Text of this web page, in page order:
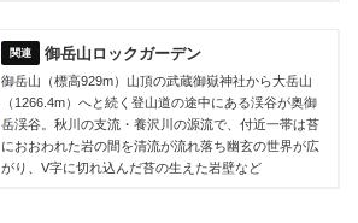
御岳山ロックガーデン
御岳山（標高929m）山頂の武蔵御嶽神社から大岳山
（1266.4m）へと続く登山道の途中にある渓谷が奥御
岳渓谷。秋川の支流・養沢川の源流で、付近一帯は苔
におおわれた岩の間を清流が流れ落ち幽玄の世界が広
がり、V字に切れ込んだ苔の生えた岩壁など